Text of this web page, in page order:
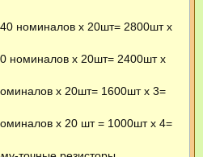
номиналов х 20шт= 2800шт х
номиналов х 20шт= 2400шт х
х 20шт= 1600шт х 3=
х 20 шт = 1000шт х 4=